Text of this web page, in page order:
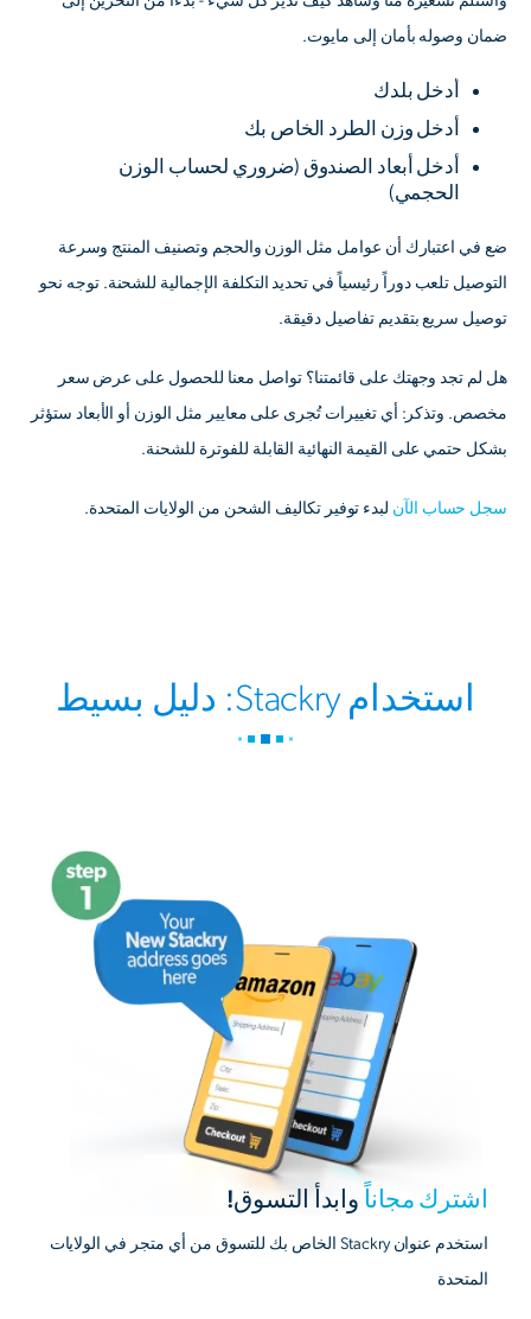
ضمان وصوله بأمان إلى مايوت.
أدخل بلدك
أدخل وزن الطرد الخاص بك
أدخل أبعاد الصندوق (ضروري لحساب الوزن
الحجمي)
ضع في اعتبارك أن عوامل مثل الوزن والحجم وتصنيف المنتج وسرعة
التوصيل تلعب دوراً رئيسياً في تحديد التكلفة الإجمالية للشحنة. توجه نحو
توصيل سريع بتقديم تفاصيل دقيقة.
هل لم تجد وجهتك على قائمتنا؟ تواصل معنا للحصول على عرض سعر
مخصص. وتذكر: أي تغييرات تُجرى على معايير مثل الوزن أو الأبعاد ستؤثر
بشكل حتمي على القيمة النهائية القابلة للفوترة للشحنة.
سجل حساب الآن لبدء توفير تكاليف الشحن من الولايات المتحدة.
استخدام Stackry: دليل بسيط
اشترك مجاناً وابدأ التسوق!
استخدم عنوان Stackry الخاص بك للتسوق من أي متجر في الولايات
المتحدة